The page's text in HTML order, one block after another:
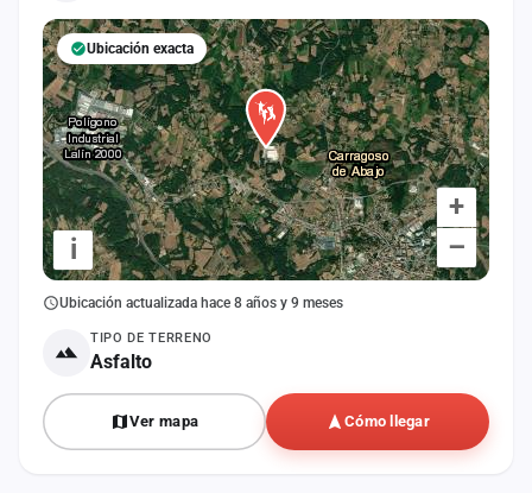
+
–
i
Ubicación exacta
Ubicación actualizada hace 8 años y 9 meses
TIPO DE TERRENO
Asfalto
Ver mapa Cómo llegar